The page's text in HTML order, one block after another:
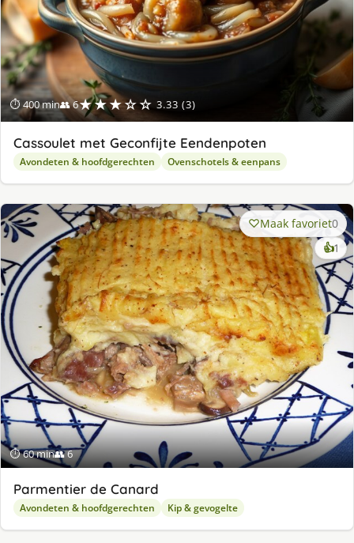
⏱ 400 min👥 6★★★☆☆ 3.33 (3)
Cassoulet met Geconfijte Eendenpoten
Avondeten & hoofdgerechten Ovenschotels & eenpans
⏱ 60 min👥 6
Maak favoriet0
👍1
Parmentier de Canard
Avondeten & hoofdgerechten Kip & gevogelte